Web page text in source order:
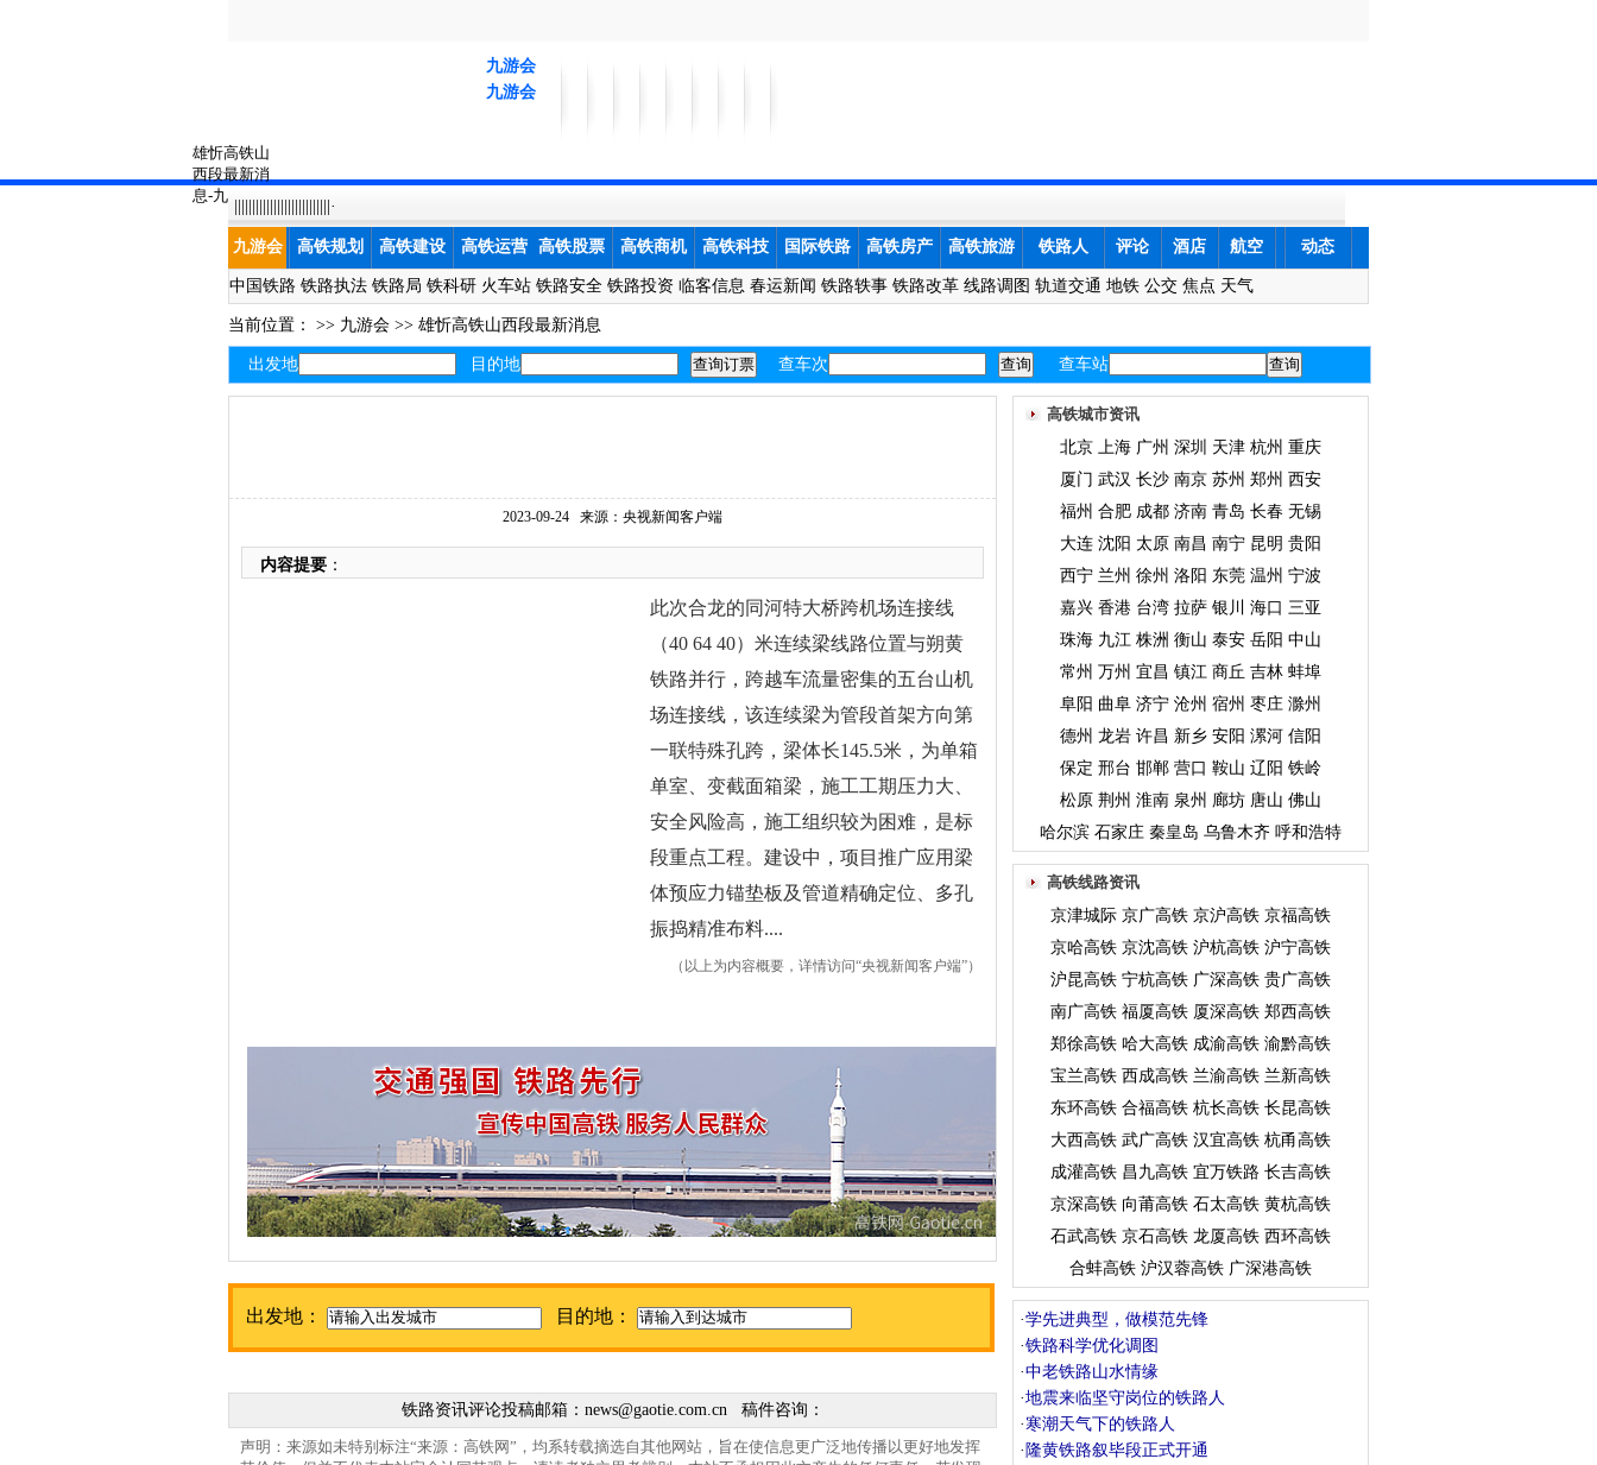
九游会
九游会
雄忻高铁山
西段最新消
息-九游会
|||||||||||||||||||||||||||·
九游会 高铁规划 高铁建设 高铁运营 高铁股票 高铁商机 高铁科技 国际铁路 高铁房产 高铁旅游 铁路人 评论 酒店 航空 动态
中国铁路 铁路执法 铁路局 铁科研 火车站 铁路安全 铁路投资 临客信息 春运新闻 铁路轶事 铁路改革 线路调图 轨道交通 地铁 公交 焦点 天气
当前位置： >> 九游会 >> 雄忻高铁山西段最新消息
出发地 目的地 查车次 查车站
2023-09-24 来源：央视新闻客户端
内容提要 ：
此次合龙的同河特大桥跨机场连接线
（40 64 40）米连续梁线路位置与朔黄
铁路并行，跨越车流量密集的五台山机
场连接线，该连续梁为管段首架方向第
一联特殊孔跨，梁体长145.5米，为单箱
单室、变截面箱梁，施工工期压力大、
安全风险高，施工组织较为困难，是标
段重点工程。建设中，项目推广应用梁
体预应力锚垫板及管道精确定位、多孔
振捣精准布料....
（以上为内容概要，详情访问“央视新闻客户端”）
出发地： 目的地：
铁路资讯评论投稿邮箱： news@gaotie.com.cn稿件咨询：
声明：来源如未特别标注“来源：高铁网”，均系转载摘选自其他网站，旨在使信息更广泛地传播以更好地发挥
高铁城市资讯
北京 上海 广州 深圳 天津 杭州 重庆
厦门 武汉 长沙 南京 苏州 郑州 西安
福州 合肥 成都 济南 青岛 长春 无锡
大连 沈阳 太原 南昌 南宁 昆明 贵阳
西宁 兰州 徐州 洛阳 东莞 温州 宁波
嘉兴 香港 台湾 拉萨 银川 海口 三亚
珠海 九江 株洲 衡山 泰安 岳阳 中山
常州 万州 宜昌 镇江 商丘 吉林 蚌埠
阜阳 曲阜 济宁 沧州 宿州 枣庄 滁州
德州 龙岩 许昌 新乡 安阳 漯河 信阳
保定 邢台 邯郸 营口 鞍山 辽阳 铁岭
松原 荆州 淮南 泉州 廊坊 唐山 佛山
哈尔滨 石家庄 秦皇岛 乌鲁木齐 呼和浩特
高铁线路资讯
京津城际 京广高铁 京沪高铁 京福高铁
京哈高铁 京沈高铁 沪杭高铁 沪宁高铁
沪昆高铁 宁杭高铁 广深高铁 贵广高铁
南广高铁 福厦高铁 厦深高铁 郑西高铁
郑徐高铁 哈大高铁 成渝高铁 渝黔高铁
宝兰高铁 西成高铁 兰渝高铁 兰新高铁
东环高铁 合福高铁 杭长高铁 长昆高铁
大西高铁 武广高铁 汉宜高铁 杭甬高铁
成灌高铁 昌九高铁 宜万铁路 长吉高铁
京深高铁 向莆高铁 石太高铁 黄杭高铁
石武高铁 京石高铁 龙厦高铁 西环高铁
合蚌高铁 沪汉蓉高铁 广深港高铁
·学先进典型，做模范先锋
·铁路科学优化调图
·中老铁路山水情缘
·地震来临坚守岗位的铁路人
·寒潮天气下的铁路人
· 隆黄铁路叙毕段正式开通